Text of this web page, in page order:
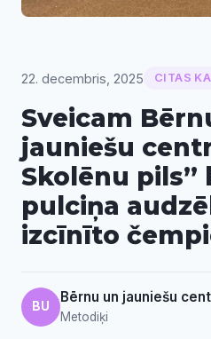
22. decembris, 2025 CITAS
Sveicam
jauniešu
Skolēnu pils”
pulciņa
izcīnīto
BU
Bērnu un jauniešu
Metodiķi